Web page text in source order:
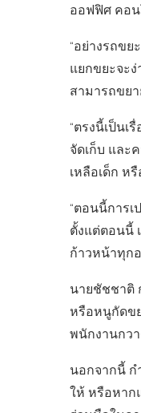
ออฟฟิศ คอน
“อย่างรถข
แยกขยะจะ
สามารถขยา
“ตรงนี้เป็น
จัดเก็บ และ
เหลือเด็ก ห
“ตอนนี้การ
ตั้งแต่ตอนนี้
ก้าวหน้าทุก
นายชัชชาติ
หรือหนูกัดข
พนักงานกว
นอกจากนี้ ก
ให้ หรือหาก